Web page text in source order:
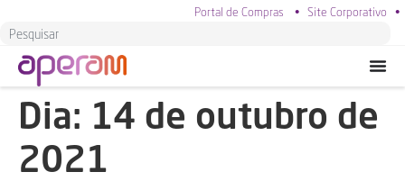
Portal de Compras • Site Corporativo •
Dia: 14 de outubro de
2021